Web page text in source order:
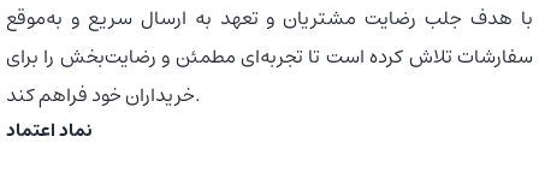
با هدف جلب رضایت مشتریان و تعهد به ارسال سریع و به‌موقع
سفارشات تلاش کرده است تا تجربه‌ای مطمئن و رضایت‌بخش را برای
خریداران خود فراهم کند.
نماد اعتماد